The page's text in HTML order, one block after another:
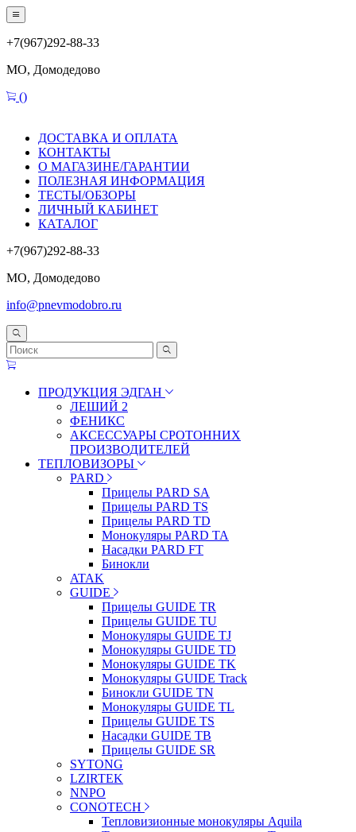
+7(967)292-88-33
МО, Домодедово
()
ДОСТАВКА И ОПЛАТА
КОНТАКТЫ
О МАГАЗИНЕ/ГАРАНТИИ
ПОЛЕЗНАЯ ИНФОРМАЦИЯ
ТЕСТЫ/ОБЗОРЫ
ЛИЧНЫЙ КАБИНЕТ
КАТАЛОГ
+7(967)292-88-33
МО, Домодедово
info@pnevmodobro.ru
ПРОДУКЦИЯ ЭДГАН
ЛЕШИЙ 2
ФЕНИКС
АКСЕССУАРЫ СРОТОННИХ
ПРОИЗВОДИТЕЛЕЙ
ТЕПЛОВИЗОРЫ
PARD
Прицелы PARD SA
Прицелы PARD TS
Прицелы PARD TD
Монокуляры PARD TA
Насадки PARD FT
Бинокли
ATAK
GUIDE
Прицелы GUIDE TR
Прицелы GUIDE TU
Монокуляры GUIDE TJ
Монокуляры GUIDE TD
Монокуляры GUIDE TK
Монокуляры GUIDE Track
Бинокли GUIDE TN
Монокуляры GUIDE TL
Прицелы GUIDE TS
Насадки GUIDE TB
Прицелы GUIDE SR
SYTONG
LZIRTEK
NNPO
CONOTECH
Тепловизионные монокуляры Aquila